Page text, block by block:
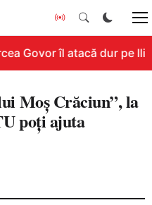
Govor îl atacă dur pe
Moș Crăciun”, la
poți ajuta